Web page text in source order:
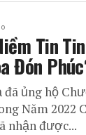
Tin
Đón
đã ủng hộ
Năm 2022
nhận được...